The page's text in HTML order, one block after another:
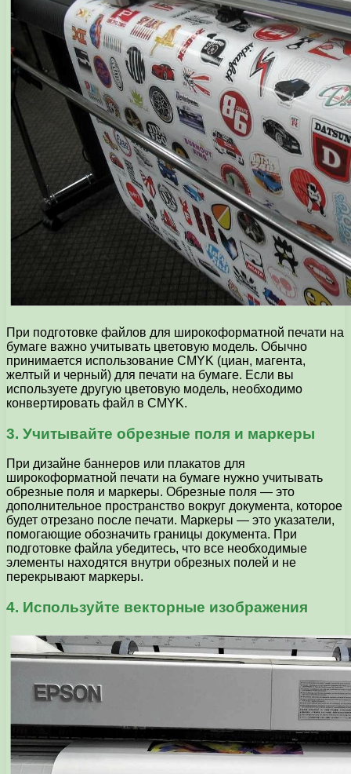
При подготовке файлов для широкоформатной печати на
бумаге важно учитывать цветовую модель. Обычно
принимается использование CMYK (циан, магента,
желтый и черный) для печати на бумаге. Если вы
используете другую цветовую модель, необходимо
конвертировать файл в CMYK.
3. Учитывайте обрезные поля и маркеры
При дизайне баннеров или плакатов для
широкоформатной печати на бумаге нужно учитывать
обрезные поля и маркеры. Обрезные поля — это
дополнительное пространство вокруг документа, которое
будет отрезано после печати. Маркеры — это указатели,
помогающие обозначить границы документа. При
подготовке файла убедитесь, что все необходимые
элементы находятся внутри обрезных полей и не
перекрывают маркеры.
4. Используйте векторные изображения